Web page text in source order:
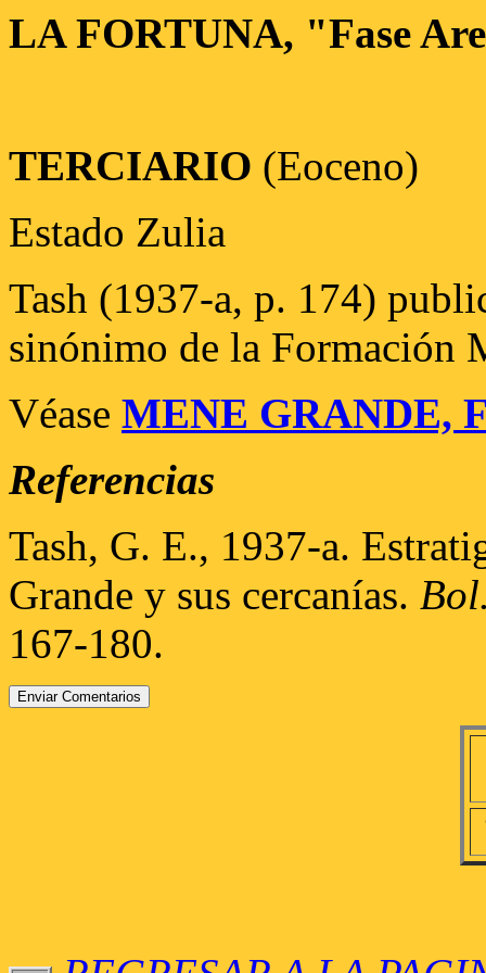
LA FORTUNA, "Fase
TERCIARIO (Eoceno)
Estado Zulia
Tash (1937-a, p. 174)
sinónimo de la Formación
Véase MENE GRANDE,
Referencias
Tash, G. E., 1937-a.
Grande y sus cercanías.
167-180.